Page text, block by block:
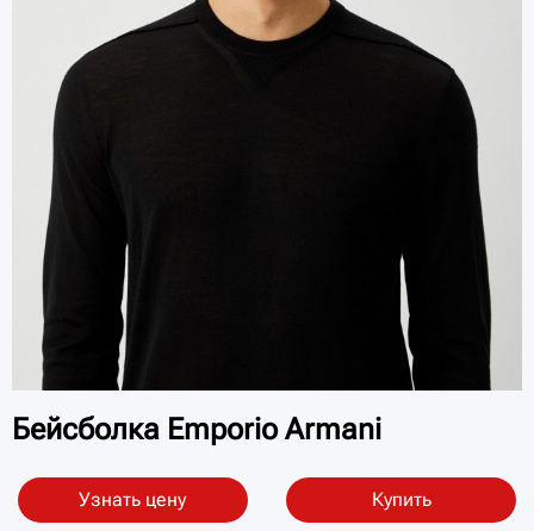
Бейсболка Emporio Armani
Узнать цену Купить